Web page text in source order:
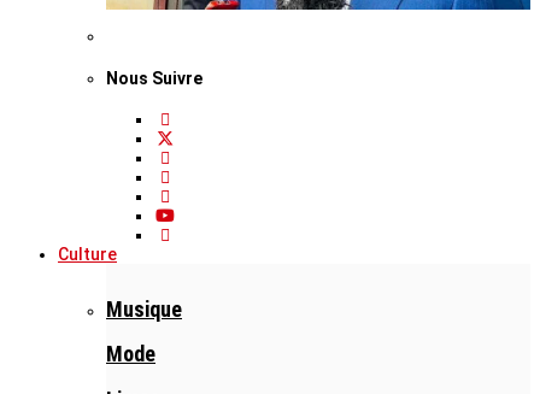
Nous Suivre
Culture
Musique
Mode